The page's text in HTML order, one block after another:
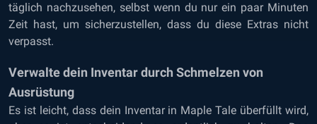
täglich nachzusehen, selbst wenn du nur ein paar Minuten
Zeit hast, um sicherzustellen, dass du diese Extras nicht
verpasst.
Verwalte dein Inventar durch Schmelzen von
Ausrüstung
Es ist leicht, dass dein Inventar in Maple Tale überfüllt wird,